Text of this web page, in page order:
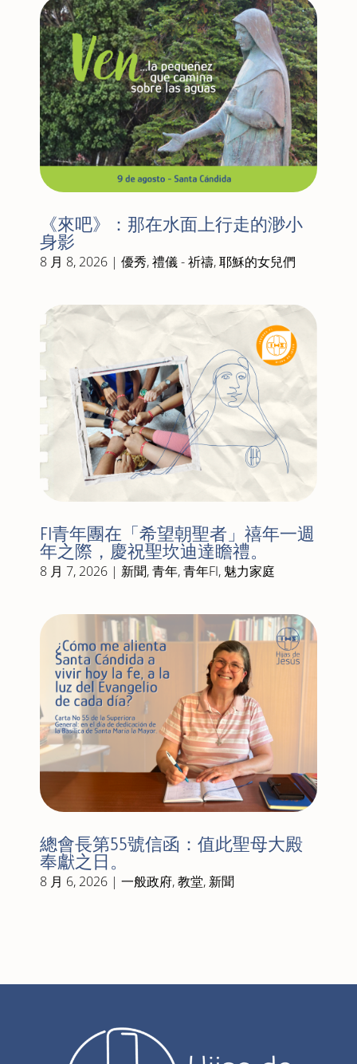
《來吧》：那在水面上行走的渺小
身影
8 月 8, 2026| 優秀,禮儀 - 祈禱,耶穌的女兒們
FI青年團在「希望朝聖者」禧年一週
年之際，慶祝聖坎迪達瞻禮。
8 月 7, 2026| 新聞,青年,青年FI, 魅力家庭
總會長第55號信函：值此聖母大殿
奉獻之日。
8 月 6, 2026| 一般政府,教堂, 新聞